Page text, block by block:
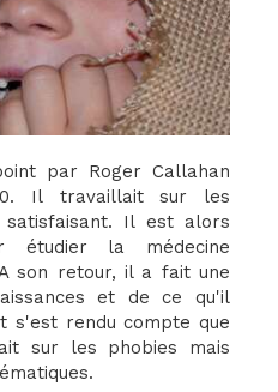
par Roger Callahan
Il travaillait sur les
Il est alors
étudier la médecine
son retour, il a fait une
et de ce qu'il
s'est rendu compte que
sur les phobies mais